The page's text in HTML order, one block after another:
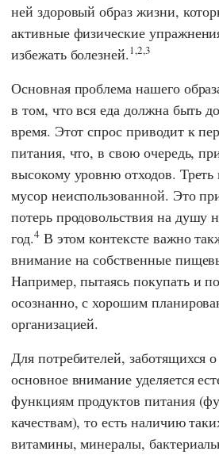
ней здоровый образ жизни,
активные физические
избежать болезней.1,2,3
Основная проблема нашего
в том, что вся еда должна быть
время. Этот спрос приводит к
питания, что, в свою очередь,
высокому уровню отходов. Треть
мусор неиспользованной. Это
потерь продовольствия на душу
год.4 В этом контексте важно
внимание на собственные
Например, пытаясь покупать и
осознанно, с хорошим
организацией.
Для потребителей, заботящихся
основное внимание уделяется
функциям продуктов питания
качествам), то есть наличию
витамины, минералы,